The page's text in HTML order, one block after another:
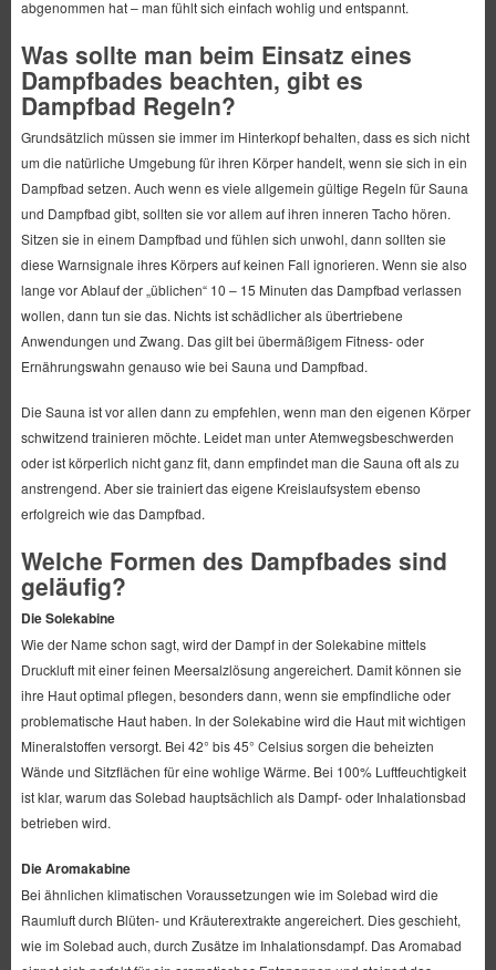
abgenommen hat – man fühlt sich einfach wohlig und entspannt.
Was sollte man beim Einsatz eines
Dampfbades beachten, gibt es
Dampfbad Regeln?
Grundsätzlich müssen sie immer im Hinterkopf behalten, dass es sich nicht
um die natürliche Umgebung für ihren Körper handelt, wenn sie sich in ein
Dampfbad setzen. Auch wenn es viele allgemein gültige Regeln für Sauna
und Dampfbad gibt, sollten sie vor allem auf ihren inneren Tacho hören.
Sitzen sie in einem Dampfbad und fühlen sich unwohl, dann sollten sie
diese Warnsignale ihres Körpers auf keinen Fall ignorieren. Wenn sie also
lange vor Ablauf der „üblichen“ 10 – 15 Minuten das Dampfbad verlassen
wollen, dann tun sie das. Nichts ist schädlicher als übertriebene
Anwendungen und Zwang. Das gilt bei übermäßigem Fitness- oder
Ernährungswahn genauso wie bei Sauna und Dampfbad.
Die Sauna ist vor allen dann zu empfehlen, wenn man den eigenen Körper
schwitzend trainieren möchte. Leidet man unter Atemwegsbeschwerden
oder ist körperlich nicht ganz fit, dann empfindet man die Sauna oft als zu
anstrengend. Aber sie trainiert das eigene Kreislaufsystem ebenso
erfolgreich wie das Dampfbad.
Welche Formen des Dampfbades sind
geläufig?
Die Solekabine
Wie der Name schon sagt, wird der Dampf in der Solekabine mittels
Druckluft mit einer feinen Meersalzlösung angereichert. Damit können sie
ihre Haut optimal pflegen, besonders dann, wenn sie empfindliche oder
problematische Haut haben. In der Solekabine wird die Haut mit wichtigen
Mineralstoffen versorgt. Bei 42° bis 45° Celsius sorgen die beheizten
Wände und Sitzflächen für eine wohlige Wärme. Bei 100% Luftfeuchtigkeit
ist klar, warum das Solebad hauptsächlich als Dampf- oder Inhalationsbad
betrieben wird.
Die Aromakabine
Bei ähnlichen klimatischen Voraussetzungen wie im Solebad wird die
Raumluft durch Blüten- und Kräuterextrakte angereichert. Dies geschieht,
wie im Solebad auch, durch Zusätze im Inhalationsdampf. Das Aromabad